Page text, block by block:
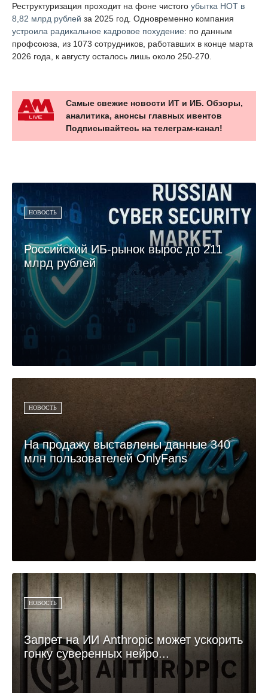
Реструктуризация проходит на фоне чистого убытка НОТ в
8,82 млрд рублей за 2025 год. Одновременно компания
устроила радикальное кадровое похудение: по данным
профсоюза, из 1073 сотрудников, работавших в конце марта
2026 года, к августу осталось лишь около 250-270.
Самые свежие новости ИТ и ИБ. Обзоры,
аналитика, анонсы главных ивентов
Подписывайтесь на телеграм-канал!
НОВОСТЬ
Российский ИБ-рынок вырос до 211
млрд рублей
НОВОСТЬ
На продажу выставлены данные 340
млн пользователей OnlyFans
НОВОСТЬ
Запрет на ИИ Anthropic может ускорить
гонку суверенных нейро...